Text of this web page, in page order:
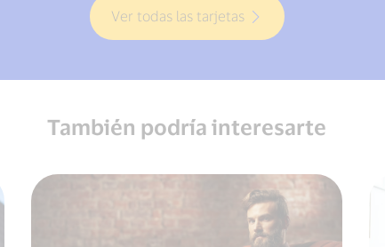
Ver todas las tarjetas
También podría interesarte